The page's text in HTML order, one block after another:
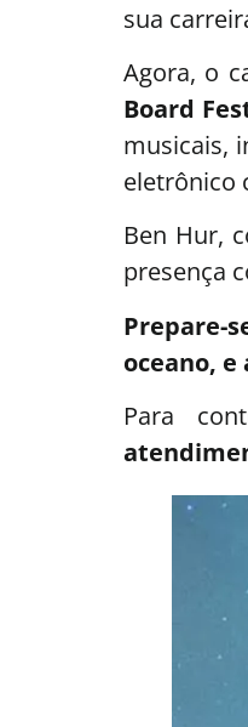
sua
Agora, o
Board
musicais,
eletrônico
Ben Hur,
presença
Prepare-
oceano,
Para